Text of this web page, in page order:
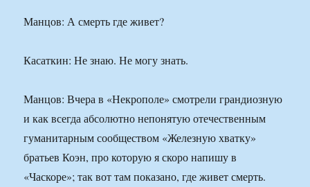
Манцов: А смерть где живет?
Касаткин: Не знаю. Не могу знать.
Манцов: Вчера в «Некрополе» смотрели грандиозную
и как всегда абсолютно непонятую отечественным
гуманитарным сообществом «Железную хватку»
братьев Коэн, про которую я скоро напишу в
«Часкоре»; так вот там показано, где живет смерть.